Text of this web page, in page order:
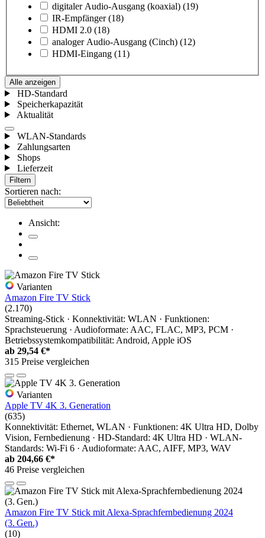
digitaler Audio-Ausgang (koaxial) (19)
IR-Empfänger (18)
HDMI 2.0 (18)
analoger Audio-Ausgang (Cinch) (12)
HDMI-Eingang (11)
Alle anzeigen
HD-Standard
Speicherkapazität
Aktualität
WLAN-Standards
Zahlungsarten
Shops
Lieferzeit
Filtern
Sortieren nach:
Ansicht:
Varianten
Amazon Fire TV Stick
(2.170)
Streaming-Stick · Konnektivität: WLAN · Funktionen:
Sprachsteuerung · Audioformate: AAC, FLAC, MP3, PCM ·
Betriebssystemkompatibilität: Android, Apple iOS
ab 29,54 €*
315 Preise vergleichen
Varianten
Apple TV 4K 3. Generation
(635)
Konnektivität: Ethernet, WLAN · Funktionen: 4K Ultra HD, Dolby
Vision, Fernbedienung · HD-Standard: 4K Ultra HD · WLAN-
Standards: Wi-Fi 6 · Audioformate: AAC, AIFF, MP3, WAV
ab 204,66 €*
46 Preise vergleichen
Amazon Fire TV Stick mit Alexa-Sprachfernbedienung 2024
(3. Gen.)
(10)